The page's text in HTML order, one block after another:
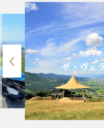
魚沼平
ザ・ヴェ